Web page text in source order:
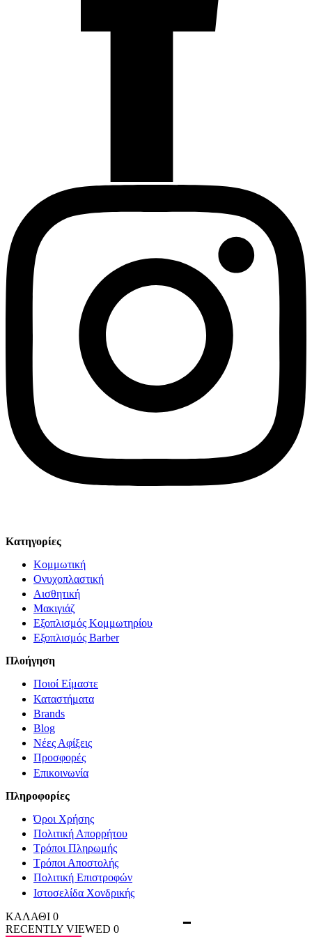
Κατηγορίες
Κομμωτική
Ονυχοπλαστική
Αισθητική
Μακιγιάζ
Εξοπλισμός Κομμωτηρίου
Εξοπλισμός Barber
Πλοήγηση
Ποιοί Είμαστε
Καταστήματα
Brands
Blog
Νέες Αφίξεις
Προσφορές
Επικοινωνία
Πληροφορίες
Όροι Χρήσης
Πολιτική Απορρήτου
Τρόποι Πληρωμής
Τρόποι Αποστολής
Πολιτική Επιστροφών
Ιστοσελίδα Χονδρικής
ΚΑΛΑΘΙ 0
RECENTLY VIEWED 0